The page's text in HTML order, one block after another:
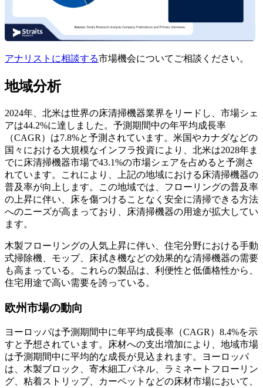
アナリストに相談する市場機会についてご相談ください。
地域分析
2024年、北米は世界の床清掃機器業界をリードし、市場シェ
アは44.2%に達しました。予測期間中の年平均成長率
（CAGR）は7.8%と予測されています。米国やカナダなどの
国々における大規模なインフラ投資により、北米は2028年ま
でに床清掃機器市場で43.1%の市場シェアを占めると予測さ
れています。これにより、上記の地域における床清掃機器の
普及率が向上します。この地域では、フローリングの普及率
の上昇に伴い、床を傷つけることなく安全に清掃できる方法
へのニーズが高まっており、床清掃機器の用途が拡大してい
ます。
木製フローリングの人気上昇に伴い、住宅分野における手動
式掃除機、モップ、床拭き機などの効果的な清掃機器の需要
も高まっている。これらの製品は、利便性と低価格性から、
住宅用途で高い需要を誇っている。
欧州市場の動向
ヨーロッパは予測期間中に年平均成長率（CAGR）8.4%を示
すと予想されています。床材への支出増加により、地域市場
は予測期間中に平均的な成長が見込まれます。ヨーロッパ
は、木製ブロック、寄木細工パネル、ラミネートフローリン
グ、粘着ストリップ、カーペットなどの床材市場において、